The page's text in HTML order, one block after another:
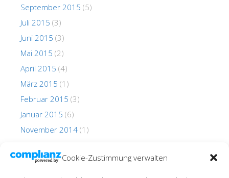
Cookie-Zustimmung verwalten
September 2015 (5)
Juli 2015 (3)
Juni 2015 (3)
Mai 2015 (2)
April 2015 (4)
März 2015 (1)
Februar 2015 (3)
Januar 2015 (6)
November 2014 (1)